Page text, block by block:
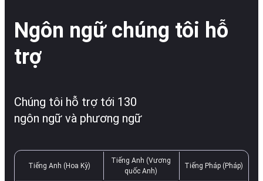
Ngôn ngữ chúng tôi hỗ
trợ
Chúng tôi hỗ trợ tới 130
ngôn ngữ và phương ngữ
Tiếng Anh (Hoa Kỳ)
Tiếng Anh (Vương
quốc Anh)
Tiếng Pháp (Pháp)